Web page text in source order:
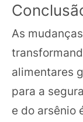
As
alimentares
para a
e do arsênio